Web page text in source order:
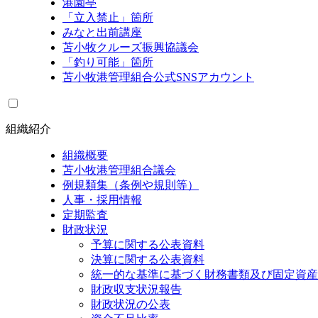
港園亭
「立入禁止」箇所
みなと出前講座
苫小牧クルーズ振興協議会
「釣り可能」箇所
苫小牧港管理組合公式SNSアカウント
組織紹介
組織概要
苫小牧港管理組合議会
例規類集（条例や規則等）
人事・採用情報
定期監査
財政状況
予算に関する公表資料
決算に関する公表資料
統一的な基準に基づく財務書類及び固定資
財政収支状況報告
財政状況の公表